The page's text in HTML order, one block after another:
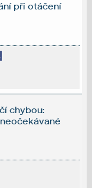
při otáčení
chybou: